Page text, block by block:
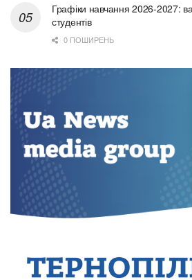
Графіки навчання 2026-2027:
студентів
0 ПОШИРЕНЬ